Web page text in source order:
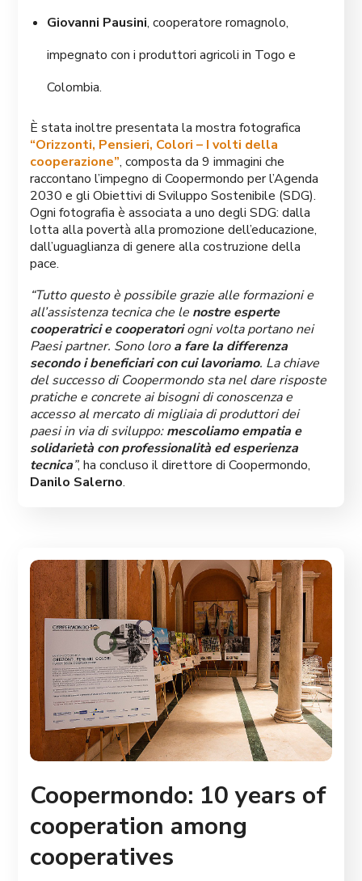
Giovanni Pausini, cooperatore romagnolo,
impegnato con i produttori agricoli in Togo e
Colombia.
È stata inoltre presentata la mostra fotografica
“Orizzonti, Pensieri, Colori – I volti della
cooperazione”, composta da 9 immagini che
raccontano l’impegno di Coopermondo per l’Agenda
2030 e gli Obiettivi di Sviluppo Sostenibile (SDG).
Ogni fotografia è associata a uno degli SDG: dalla
lotta alla povertà alla promozione dell’educazione,
dall’uguaglianza di genere alla costruzione della
pace.
“Tutto questo è possibile grazie alle formazioni e
all’assistenza tecnica che le nostre esperte
cooperatrici e cooperatoriogni volta portano nei
Paesi partner. Sono loroa fare la differenza
secondo i beneficiari con cui lavoriamo. La chiave
del successo di Coopermondo sta nel dare risposte
pratiche e concrete ai bisogni di conoscenza e
accesso al mercato di migliaia di produttori dei
paesi in via di sviluppo:mescoliamo empatia e
solidarietà con professionalità ed esperienza
tecnica”, ha concluso il direttore di Coopermondo,
Danilo Salerno.
Coopermondo: 10 years of
cooperation among
cooperatives